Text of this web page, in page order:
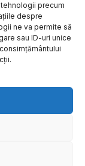
precum
despre
ne va permite să
sau ID-uri unice